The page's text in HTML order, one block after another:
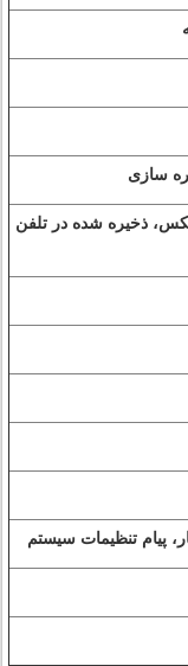
سازی
ذخیره شده در تلفن
پیام تنظیمات سیستم